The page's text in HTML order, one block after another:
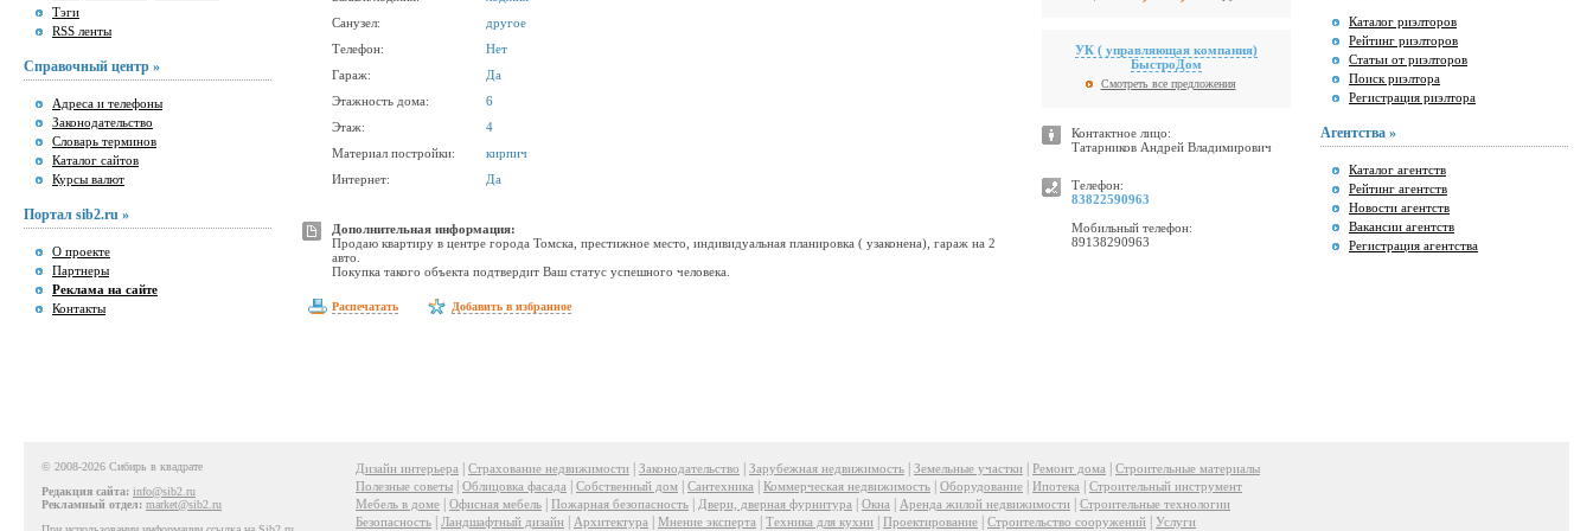
Тэги
RSS ленты
Справочный центр »
Адреса и телефоны
Законодательство
Словарь терминов
Каталог сайтов
Курсы валют
Портал sib2.ru »
О проекте
Партнеры
Реклама на сайте
Контакты
Санузел:
другое
Телефон:
Нет
Гараж:
Да
Этажность дома:
6
Этаж:
4
Материал постройки:
кирпич
Интернет:
Да
Дополнительная информация:
Продаю квартиру в центре города Томска, престижное место, индивидуальная планировка ( узаконена), гараж на 2
авто.
Покупка такого объекта подтвердит Ваш статус успешного человека.
Распечатать Добавить в избранное
УК ( управляющая компания)
БыстроДом
Смотреть все предложения
Контактное лицо:
Татарников Андрей Владимирович
Телефон:
83822590963
Мобильный телефон:
89138290963
Каталог риэлторов
Рейтинг риэлторов
Статьи от риэлторов
Поиск риэлтора
Регистрация риэлтора
Агентства »
Каталог агентств
Рейтинг агентств
Новости агентств
Вакансии агентств
Регистрация агентства
© 2008-2026 Сибирь в квадрате
Редакция сайта: info@sib2.ru
Рекламный отдел: market@sib2.ru
Дизайн интерьера Страхование недвижимости Законодательство Зарубежная недвижимость Земельные участки Ремонт дома
Строительные материалы
Полезные советы
Облицовка фасада Собственный дом Сантехника Коммерческая недвижимость Оборудование Ипотека
Строительный инструмент
Мебель в доме
Офисная мебель Пожарная безопасность Двери, дверная фурнитура Окна Аренда жилой недвижимости
Строительные технологии
Безопасность
Ландшафтный дизайн Архитектура Мнение эксперта Техника для кухни Проектирование Строительство сооружений Услуги